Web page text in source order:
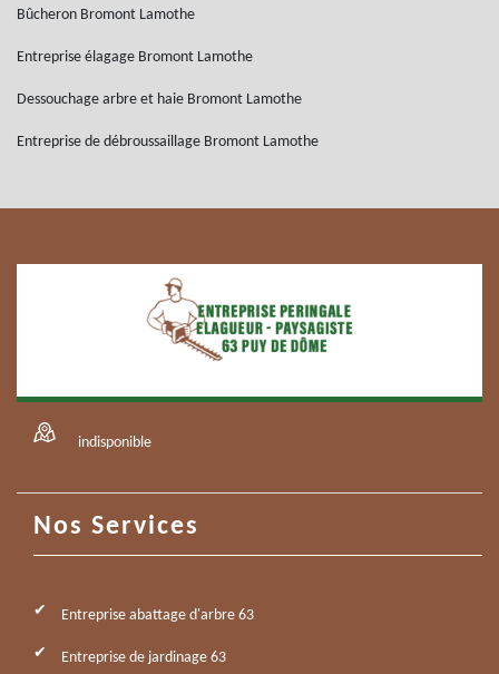
Bûcheron Bromont Lamothe
Entreprise élagage Bromont Lamothe
Dessouchage arbre et haie Bromont Lamothe
Entreprise de débroussaillage Bromont Lamothe
indisponible
Nos Services
Entreprise abattage d'arbre 63
Entreprise de jardinage 63